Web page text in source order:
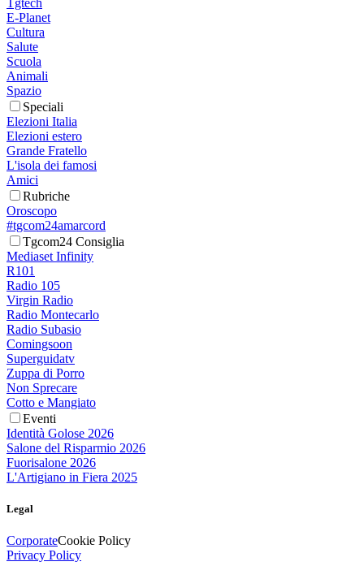
E-Planet
Cultura
Salute
Scuola
Animali
Spazio
Speciali
Elezioni Italia
Elezioni estero
Grande Fratello
L'isola dei famosi
Amici
Rubriche
Oroscopo
#tgcom24amarcord
Tgcom24 Consiglia
Mediaset Infinity
R101
Radio 105
Virgin Radio
Radio Montecarlo
Radio Subasio
Comingsoon
Superguidatv
Zuppa di Porro
Non Sprecare
Cotto e Mangiato
Eventi
Identità Golose 2026
Salone del Risparmio 2026
Fuorisalone 2026
L'Artigiano in Fiera 2025
Legal
CorporateCookie Policy
Privacy Policy